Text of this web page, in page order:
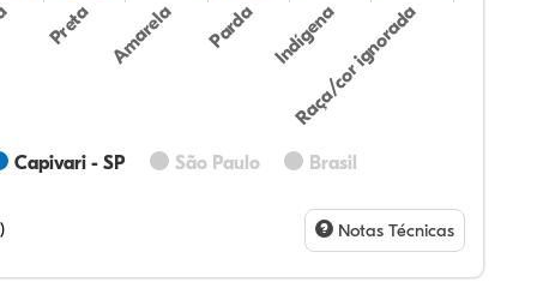
Capivari - SP São Paulo Brasil
Preta Amarela Parda Indígena
Raça/cor ignorada
Notas Técnicas